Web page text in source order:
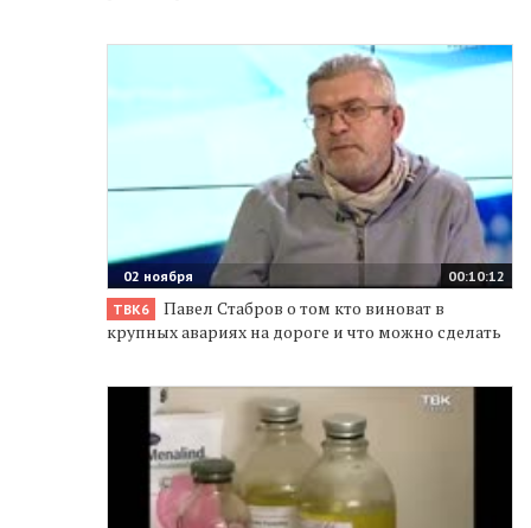
00:10:12
02 ноября
ТВК6
Павел Стабров о том кто виноват в
крупных авариях на дороге и что можно сделать